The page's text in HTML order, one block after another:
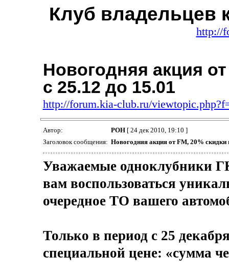
Клуб владельцев
http://
Новогодняя акция
с 25.12 до 15.01
http://forum.kia-club.ru/
Автор: РОН[ 24 дек 2010, 19:10 ]
Заголовок сообщения: Новогодняя акция от FM, 20% скидки
Уважаемые одноклубники
вам воспользоваться
очередное ТО вашего
Только в период с 25
специальной цене: «сумма